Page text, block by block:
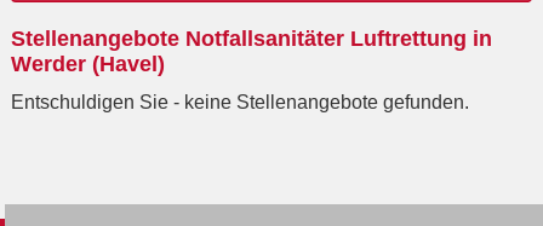
eingeben
Stellenangebote Notfallsanitäter Luftrettung in
Werder (Havel)
Entschuldigen Sie - keine Stellenangebote gefunden.